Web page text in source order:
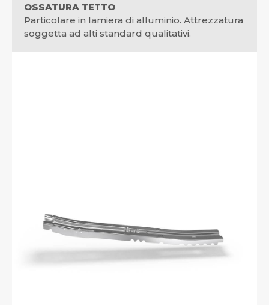
OSSATURA TETTO
Particolare in lamiera di alluminio. Attrezzatura
soggetta ad alti standard qualitativi.